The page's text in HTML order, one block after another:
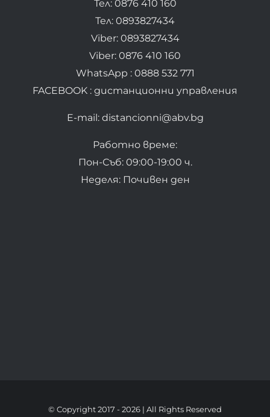
Тел: 0876 410 160
Тел: 0893827434
Viber: 0893827434
Viber: 0876 410 160
WhatsApp : 0888 532 771
FACEBOOK : дистанционни управления
E-mail: distancionni@abv.bg
Работно време:
Пон-Съб: 09:00-19:00 ч.
Неделя: Почивен ден
© Copyright 2017 -2026 | All Rights Reserved